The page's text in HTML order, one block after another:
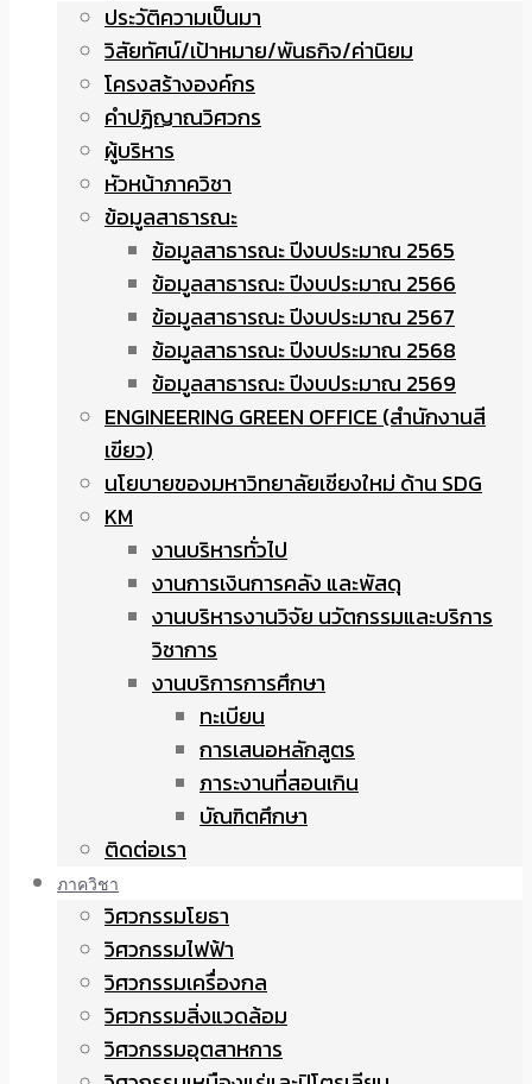
ประวัติความเป็นมา
วิสัยทัศน์/เป้าหมาย/พันธกิจ/ค่านิยม
โครงสร้างองค์กร
คำปฏิญาณวิศวกร
ผู้บริหาร
หัวหน้าภาควิชา
ข้อมูลสาธารณะ
ข้อมูลสาธารณะ ปีงบประมาณ 2565
ข้อมูลสาธารณะ ปีงบประมาณ 2566
ข้อมูลสาธารณะ ปีงบประมาณ 2567
ข้อมูลสาธารณะ ปีงบประมาณ 2568
ข้อมูลสาธารณะ ปีงบประมาณ 2569
ENGINEERING GREEN OFFICE (สำนักงานสี
เขียว)
นโยบายของมหาวิทยาลัยเชียงใหม่ ด้าน SDG
KM
งานบริหารทั่วไป
งานการเงินการคลัง และพัสดุ
งานบริหารงานวิจัย นวัตกรรมและบริการ
วิชาการ
งานบริการการศึกษา
ทะเบียน
การเสนอหลักสูตร
ภาระงานที่สอนเกิน
บัณฑิตศึกษา
ติดต่อเรา
ภาควิชา
วิศวกรรมโยธา
วิศวกรรมไฟฟ้า
วิศวกรรมเครื่องกล
วิศวกรรมสิ่งแวดล้อม
วิศวกรรมอุตสาหการ